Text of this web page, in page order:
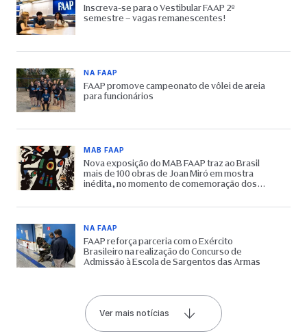
Inscreva-se para o Vestibular FAAP 2º
semestre – vagas remanescentes!
NA FAAP
FAAP promove campeonato de vôlei de areia
para funcionários
MAB FAAP
Nova exposição do MAB FAAP traz ao Brasil
mais de 100 obras de Joan Miró em mostra
inédita, no momento de comemoração dos
NA FAAP
FAAP reforça parceria com o Exército
Brasileiro na realização do Concurso de
Admissão à Escola de Sargentos das Armas
Ver mais notícias